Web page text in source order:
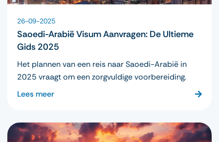
26-09-2025
Saoedi-Arabië Visum Aanvragen: De Ultieme
Gids 2025
Het plannen van een reis naar Saoedi-Arabië in
2025 vraagt om een zorgvuldige voorbereiding.
Lees meer